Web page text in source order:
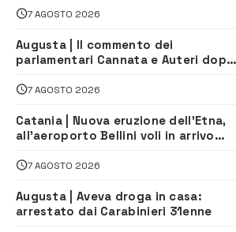
7 AGOSTO 2026
Augusta | Il commento dei
parlamentari Cannata e Auteri dopo
depuratore
7 AGOSTO 2026
Catania | Nuova eruzione dell’Etna,
all’aeroporto Bellini voli in arrivo
7 AGOSTO 2026
Augusta | Aveva droga in casa:
arrestato dai Carabinieri 31enne